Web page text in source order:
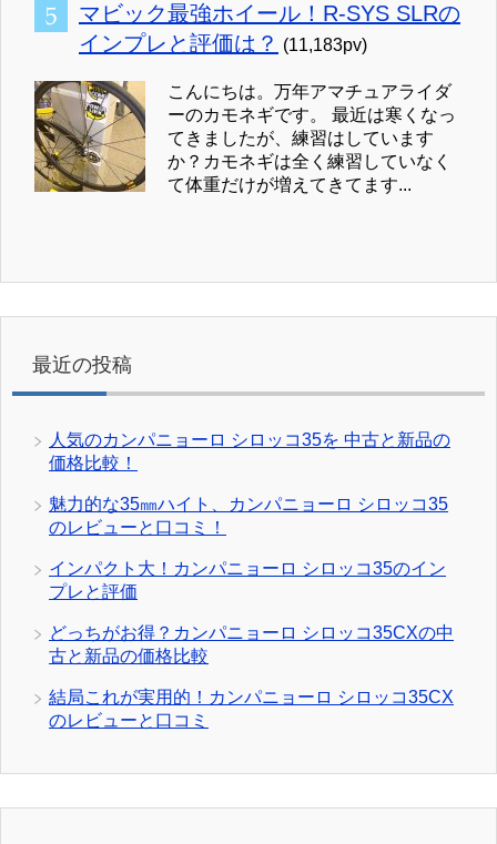
マビック最強ホイール！R-SYS SLRの
インプレと評価は？ (11,183pv)
こんにちは。万年アマチュアライダ
ーのカモネギです。 最近は寒くなっ
てきましたが、練習はしています
か？カモネギは全く練習していなく
て体重だけが増えてきてます...
最近の投稿
人気のカンパニョーロ シロッコ35を 中古と新品の
価格比較！
魅力的な35㎜ハイト、カンパニョーロ シロッコ35
のレビューと口コミ！
インパクト大！カンパニョーロ シロッコ35のイン
プレと評価
どっちがお得？カンパニョーロ シロッコ35CXの中
古と新品の価格比較
結局これが実用的！カンパニョーロ シロッコ35CX
のレビューと口コミ